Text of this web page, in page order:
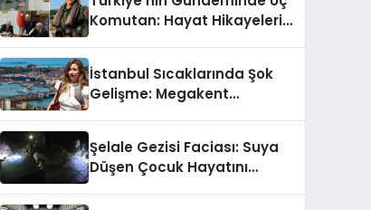
Komutan: Hayat Hikayeleri
İstanbul Sıcaklarında Şok
Gelişme: Megakent
Şelale Gezisi Faciası: Suya
Düşen Çocuk Hayatını